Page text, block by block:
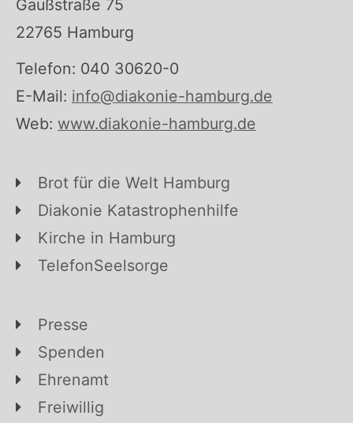
Gaußstraße 75
22765 Hamburg
Telefon: 040 30620-0
E-Mail: info@diakonie-hamburg.de
Web: www.diakonie-hamburg.de
Brot für die Welt Hamburg
Diakonie Katastrophenhilfe
Kirche in Hamburg
TelefonSeelsorge
Presse
Spenden
Ehrenamt
Freiwillig